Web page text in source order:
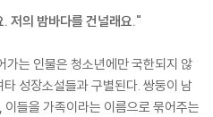
저의 밤바다를 건널래요."
가는 인물은 청소년에만 국한되지 않
성장소설들과 구별된다. 쌍둥이 남
들을 가족이라는 이름으로 묶어주는